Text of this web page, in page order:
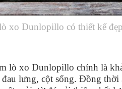
xo Dunlopillo có thiết kế đẹp
lò xo Dunlopillo chính là
lưng, cột sống. Đồng thời